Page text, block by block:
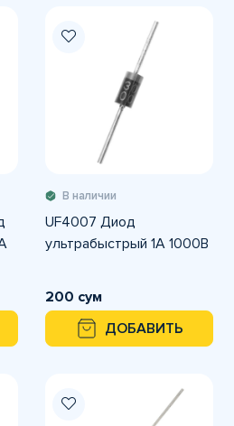
В наличии
UF4007 Диод
ультрабыстрый 1А 1000В
200 сум
ДОБАВИТЬ